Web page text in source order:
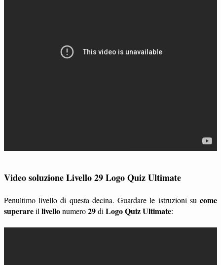
Video soluzione Livello 29 Logo Quiz Ultimate
Penultimo livello di questa decina. Guardare le istruzioni su come
superareil livellonumero29di Logo Quiz Ultimate: